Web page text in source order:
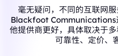
毫无疑问，不同的互联网
Blackfoot Communications
他提供商更好，具体取决于多
可靠性、定价、